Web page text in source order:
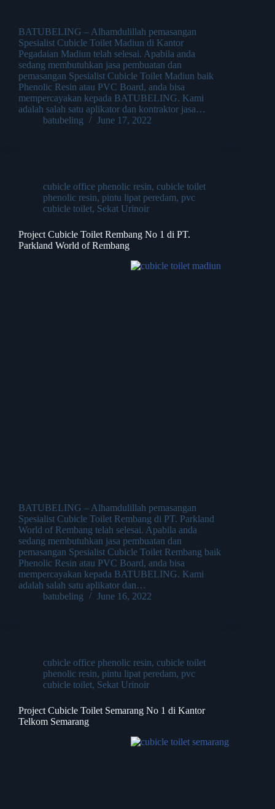
BATUBELING – Alhamdulillah pemasangan
Spesialist Cubicle Toilet Madiun di Kantor
Pegadaian Madiun telah selesai. Apabila anda
sedang membutuhkan jasa pembuatan dan
pemasangan Spesialist Cubicle Toilet Madiun baik
Phenolic Resin atau PVC Board, anda bisa
mempercayakan kepada BATUBELING. Kami
adalah salah satu aplikator dan kontraktor jasa…
batubeling
June 17, 2022
cubicle office phenolic resin, cubicle toilet
phenolic resin, pintu lipat peredam, pvc
cubicle toilet, Sekat Urinoir
Project Cubicle Toilet Rembang No 1 di PT.
Parkland World of Rembang
BATUBELING – Alhamdulillah pemasangan
Spesialist Cubicle Toilet Rembang di PT. Parkland
World of Rembang telah selesai. Apabila anda
sedang membutuhkan jasa pembuatan dan
pemasangan Spesialist Cubicle Toilet Rembang baik
Phenolic Resin atau PVC Board, anda bisa
mempercayakan kepada BATUBELING. Kami
adalah salah satu aplikator dan…
batubeling
June 16, 2022
cubicle office phenolic resin, cubicle toilet
phenolic resin, pintu lipat peredam, pvc
cubicle toilet, Sekat Urinoir
Project Cubicle Toilet Semarang No 1 di Kantor
Telkom Semarang